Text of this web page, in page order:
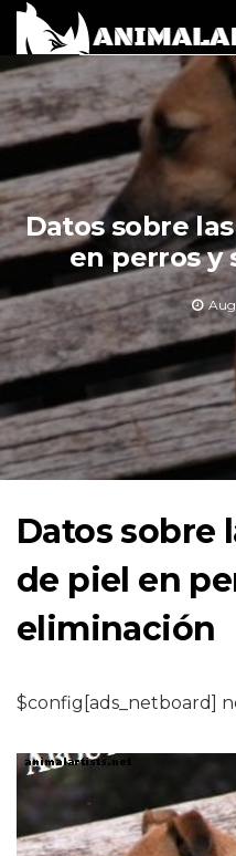
Datos sobre
en perros y
Datos sobre
de piel en
eliminación
$config[ads_netboard]